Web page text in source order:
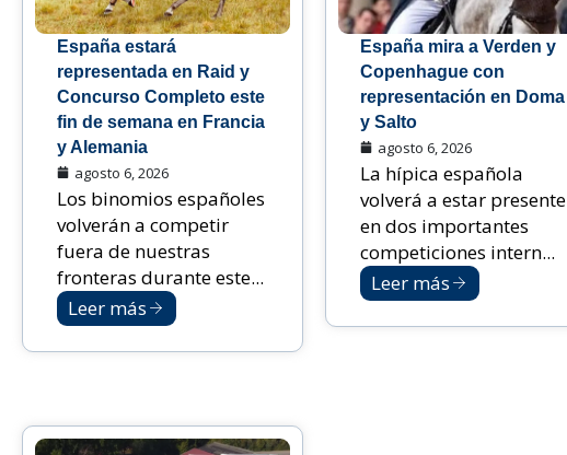
España estará
representada en Raid y
Concurso Completo este
fin de semana en Francia
y Alemania
agosto 6, 2026
Los binomios españoles
volverán a competir
fuera de nuestras
fronteras durante este...
Leer más
España mira a Verden y
Copenhague con
representación en Doma
y Salto
agosto 6, 2026
La hípica española
volverá a estar presente
en dos importantes
competiciones intern...
Leer más